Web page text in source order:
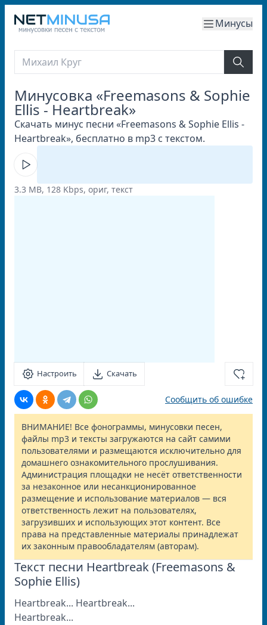
Минусы
Минусовка «Freemasons & Sophie
Ellis - Heartbreak»
Скачать минус песни «Freemasons & Sophie Ellis -
Heartbreak», бесплатно в mp3 с текстом.
3.3 MB, 128 Kbps, ориг, текст
Настроить Скачать
Сообщить об ошибке
ВНИМАНИЕ! Все фонограммы, минусовки песен,
файлы mp3 и тексты загружаются на сайт самими
пользователями и размещаются исключительно для
домашнего ознакомительного прослушивания.
Администрация площадки не несёт ответственности
за незаконное или несанкционированное
размещение и использование материалов — вся
ответственность лежит на пользователях,
загрузивших и использующих этот контент. Все
права на представленные материалы принадлежат
их законным правообладателям (авторам).
Текст песни Heartbreak (Freemasons &
Sophie Ellis)
Heartbreak... Heartbreak...
Heartbreak...